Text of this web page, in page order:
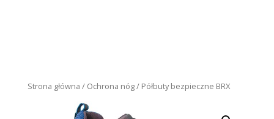
Strona główna / Ochrona nóg/ Półbuty bezpieczne BRX